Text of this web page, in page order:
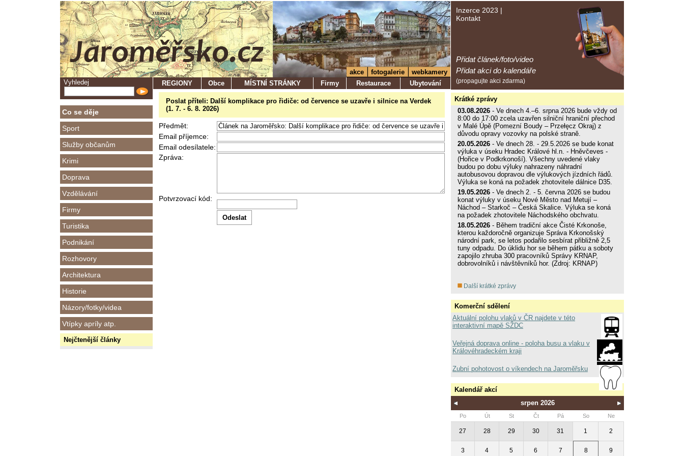
Vyhledej
Co se děje
Sport
Služby občanům
Krimi
Doprava
Vzdělávání
Firmy
Turistika
Podnikání
Rozhovory
Architektura
Historie
Názory/fotky/videa
Vtípky apríly atp.
Nejčtenější články
Inzerce 2023 |
Kontakt
Přidat článek/foto/video
Přidat akci do kalendáře
(propagujte akci zdarma)
akce fotogalerie
webkamery
REGIONY
Obce MÍSTNÍ STRÁNKY Firmy Restaurace Ubytování
Poslat příteli: Další komplikace pro řidiče: od července se uzavře i silnice na Verdek
(1. 7. - 6. 8. 2026)
Předmět:
Email příjemce:
Email odesílatele:
Zpráva:
Potvrzovací kód:
Krátké zprávy
03.08.2026 - Ve dnech 4.–6. srpna 2026 bude vždy od
8:00 do 17:00 zcela uzavřen silniční hraniční přechod
v Malé Úpě (Pomezní Boudy – Przełęcz Okraj) z
důvodu opravy vozovky na polské straně.
20.05.2026 - Ve dnech 28. - 29.5.2026 se bude konat
výluka v úseku Hradec Králové hl.n. - Hněvčeves -
(Hořice v Podkrkonoší). Všechny uvedené vlaky
budou po dobu výluky nahrazeny náhradní
autobusovou dopravou dle výlukových jízdních řádů.
Výluka se koná na požadek zhotovitele dálnice D35.
19.05.2026 - Ve dnech 2. - 5. června 2026 se budou
konat výluky v úseku Nové Město nad Metují –
Náchod – Starkoč – Česká Skalice. Výluka se koná
na požadek zhotovitele Náchodského obchvatu.
18.05.2026 - Během tradiční akce Čisté Krkonoše,
kterou každoročně organizuje Správa Krkonošský
národní park, se letos podařilo sesbírat přibližně 2,5
tuny odpadu. Do úklidu hor se během pátku a soboty
zapojilo zhruba 300 pracovníků Správy KRNAP,
dobrovolníků i návštěvníků hor. (Zdroj: KRNAP)
Další krátké zprávy
Komerční sdělení
Aktuální polohu vlaků v ČR najdete v této
interaktivní mapě SŽDC
Veřejná doprava online - poloha busu a vlaku v
Královéhradeckém kraji
Zubní pohotovost o víkendech na Jaroměřsku
Kalendář akcí
srpen 2026
Po Út St Čt Pá So Ne
27 28 29 30 31 1 2
3 4 5 6 7 8 9